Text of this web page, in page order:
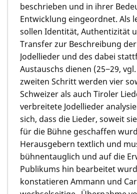
beschrieben und in ihrer
Entwicklung eingeordnet. Als
sollen Identität, Authentizität
Transfer zur Beschreibung
Jodellieder und des dabei
Austauschs dienen (25‒29,
zweiten Schritt werden vier
Schweizer als auch Tiroler
verbreitete Jodellieder
sich, dass die Lieder, soweit
für die Bühne geschaffen
Herausgebern textlich und
bühnentauglich und auf die
Publikums hin bearbeitet
konstatieren Ammann und